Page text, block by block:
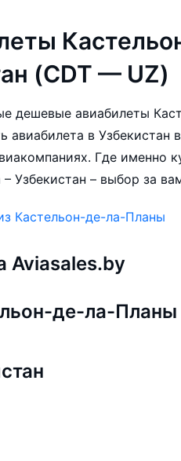
(CDT — UZ)
дешевые авиабилеты
авиабилета в Узбекистан
Где именно
Узбекистан – выбор за
Кастельон-де-ла-Планы
Aviasales.by
де-ла-Планы